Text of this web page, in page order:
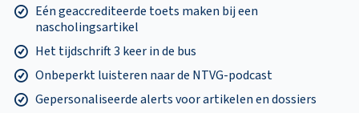
Eén geaccrediteerde toets maken bij een
nascholingsartikel
Het tijdschrift 3 keer in de bus
Onbeperkt luisteren naar de NTVG-podcast
Gepersonaliseerde alerts voor artikelen en dossiers